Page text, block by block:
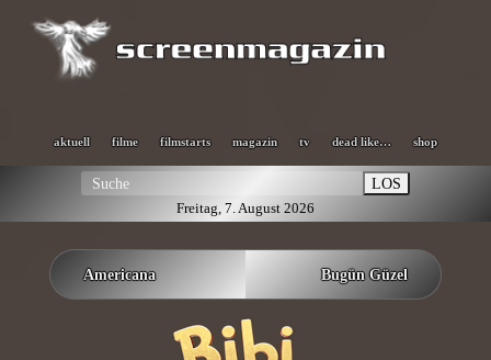
aktuell filme filmstarts magazin tv dead like… shop
LOS
Freitag, 7. August 2026
Americana Bugün Güzel